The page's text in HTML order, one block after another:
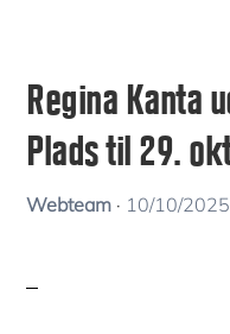
Regina Kanta
Plads til 29.
Webteam · 10/10/2025